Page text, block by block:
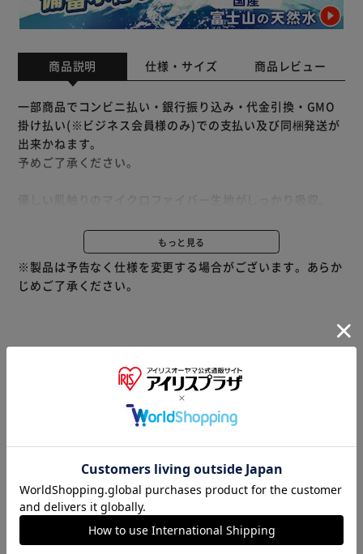
商品説明 仕様・サイズ 商品レビュー
一部商品でコンビニ払い・銀行振り込み・代金引換・GMO
掛け払い(※ビジネス会員様のみ)での支払い及び同梱発送が
出来かねます。
予めご了承ください。
かぶるだけでかわいいキャラクターに変身。
親子で楽しくお風呂上りの時間を楽しめる。
水遊びなど様々なシーンで役立ちます。
もっと見る
※製品は予告なく仕様を変更する場合がございます。あらか
じめご了承ください。
※当商品はお取り寄せ品の為、在庫の確認及び商品のお届け
までお時間を頂く場合がございます。
また、商品がメーカーにて完売となっていた場合、キャンセ
ル又は注文内容の変更をお願いいたしております。
予めご了承くださいますようお願いいたします。
商品はアイリスプラザがセレクトしたオススメ商品です。
商品情報